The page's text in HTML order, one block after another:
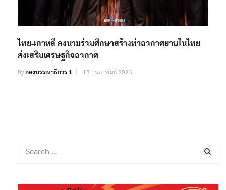
ไทย-เกาหลี ลงนามร่วมศึกษาสร้างท่าอวกาศยานในไทย
ส่งเสริมเศรษฐกิจอวกาศ
Byกองบรรณาธิการ 1 13 กุมภาพันธ์ 2023